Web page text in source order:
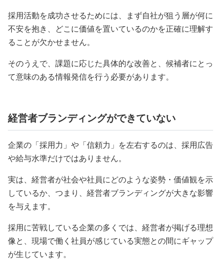
採用活動を成功させるためには、まず自社が狙う層が何に
不安を抱き、どこに価値を置いているのかを正確に理解す
ることが欠かせません。
そのうえで、課題に応じた具体的な改善と、候補者にとっ
て意味のある情報発信を行う必要があります。
経営者ブランディングができていない
企業の「採用力」や「信頼力」を左右するのは、採用広告
や給与水準だけではありません。
実は、経営者が社会や社員にどのような姿勢・価値観を示
しているか、つまり、経営者ブランディングが大きな影響
を与えます。
採用に苦戦している企業の多くでは、経営者が掲げる理想
像と、現場で働く社員が感じている実態との間にギャップ
が生じています。